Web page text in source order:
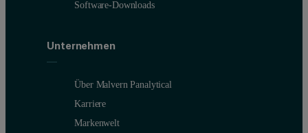
Software-Downloads
Unternehmen
Über Malvern Panalytical
Karriere
Markenwelt